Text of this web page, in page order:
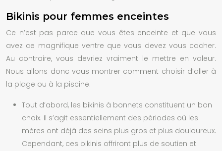
Bikinis pour femmes enceintes
Ce n’est pas parce que vous êtes enceinte et que vous
avez ce magnifique ventre que vous devez vous cacher.
Au contraire, vous devriez vraiment le mettre en valeur.
Nous allons donc vous montrer comment choisir d’aller à
la plage ou à la piscine.
Tout d’abord, les bikinis à bonnets constituent un bon
choix. Il s’agit essentiellement des périodes où les
mères ont déjà des seins plus gros et plus douloureux.
Cependant, ces bikinis offriront plus de soutien et